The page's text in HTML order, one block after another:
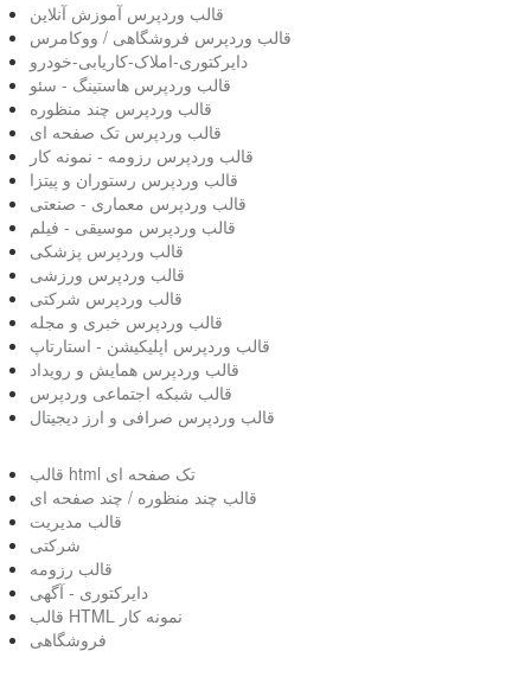
قالب وردپرس آموزش آنلاین
قالب وردپرس فروشگاهی / ووکامرس
دایرکتوری-املاک-کاریابی-خودرو
قالب وردپرس هاستینگ - سئو
قالب وردپرس چند منظوره
قالب وردپرس تک صفحه ای
قالب وردپرس رزومه - نمونه کار
قالب وردپرس رستوران و پیتزا
قالب وردپرس معماری - صنعتی
قالب وردپرس موسیقی - فیلم
قالب وردپرس پزشکی
قالب وردپرس ورزشی
قالب وردپرس شرکتی
قالب وردپرس خبری و مجله
قالب وردپرس اپلیکیشن - استارتاپ
قالب وردپرس همایش و رویداد
قالب شبکه اجتماعی وردپرس
قالب وردپرس صرافی و ارز دیجیتال
قالب html تک صفحه ای
قالب چند منظوره / چند صفحه ای
قالب مدیریت
شرکتی
قالب رزومه
دایرکتوری - آگهی
قالب HTML نمونه کار
فروشگاهی